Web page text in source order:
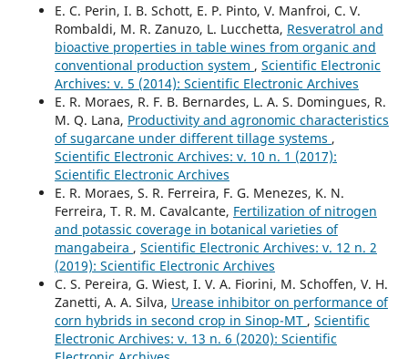
E. C. Perin, I. B. Schott, E. P. Pinto, V. Manfroi, C. V.
Rombaldi, M. R. Zanuzo, L. Lucchetta, Resveratrol and
bioactive properties in table wines from organic and
conventional production system , Scientific Electronic
Archives: v. 5 (2014): Scientific Electronic Archives
E. R. Moraes, R. F. B. Bernardes, L. A. S. Domingues, R.
M. Q. Lana, Productivity and agronomic characteristics
of sugarcane under different tillage systems ,
Scientific Electronic Archives: v. 10 n. 1 (2017):
Scientific Electronic Archives
E. R. Moraes, S. R. Ferreira, F. G. Menezes, K. N.
Ferreira, T. R. M. Cavalcante, Fertilization of nitrogen
and potassic coverage in botanical varieties of
mangabeira , Scientific Electronic Archives: v. 12 n. 2
(2019): Scientific Electronic Archives
C. S. Pereira, G. Wiest, I. V. A. Fiorini, M. Schoffen, V. H.
Zanetti, A. A. Silva, Urease inhibitor on performance of
corn hybrids in second crop in Sinop-MT , Scientific
Electronic Archives: v. 13 n. 6 (2020): Scientific